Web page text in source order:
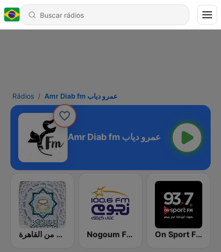
Rádios Amr Diab fm عمرو دياب
Amr Diab fm عمرو دياب
إذاعة القرآن الكريم من القاهرة Nogoum FM 100.6 (نجوم فم) On Sport FM